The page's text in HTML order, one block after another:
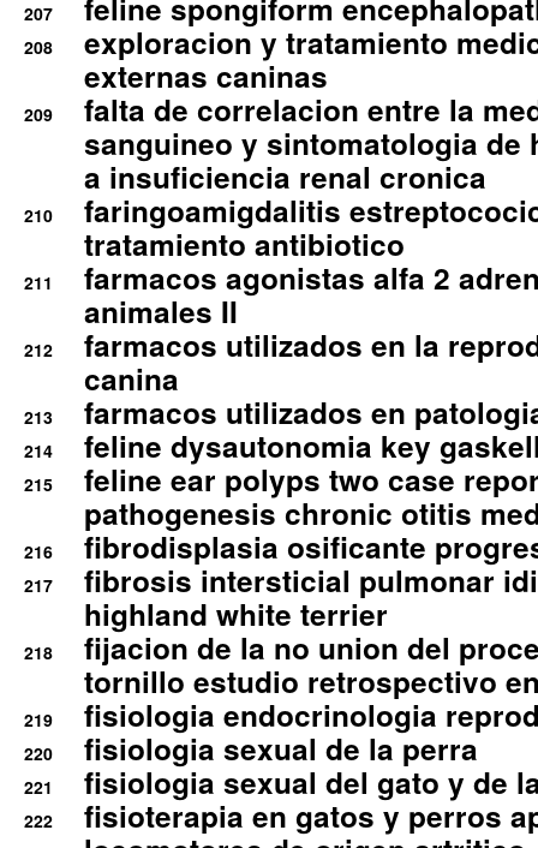
207 feline spongiform
208
exploracion y tratamiento
externas caninas
209
falta de correlacion entre la
sanguineo y sintomatologia de
a insuficiencia renal cronica
210
faringoamigdalitis
tratamiento antibiotico
211
farmacos agonistas alfa 2
animales II
212
farmacos utilizados en la
canina
213 farmacos utilizados en
214 feline dysautonomia key
215
feline ear polyps two case
pathogenesis chronic otitis
216 fibrodisplasia osificante
217
fibrosis intersticial pulmonar
highland white terrier
218
fijacion de la no union del
tornillo estudio retrospectivo
219 fisiologia endocrinologia
220 fisiologia sexual de la perra
221 fisiologia sexual del gato y de
222
fisioterapia en gatos y perros